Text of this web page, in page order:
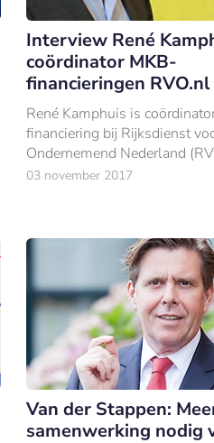
Interview René
coördinator MKB-
financieringen RVO.nl
René Kamphuis is
financiering bij Rijksdienst
Ondernemend Nederland
van mening dat banken
03 november 2017
Van der Stappen:
samenwerking nodig